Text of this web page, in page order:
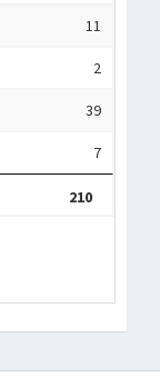
11
2
39
7
210